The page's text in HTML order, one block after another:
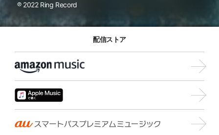
℗ 2022 Ring Record
配信ストア